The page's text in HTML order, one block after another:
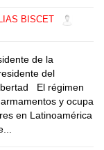
BISCET
de la
del
El régimen
y ocupa
en Latinoamérica